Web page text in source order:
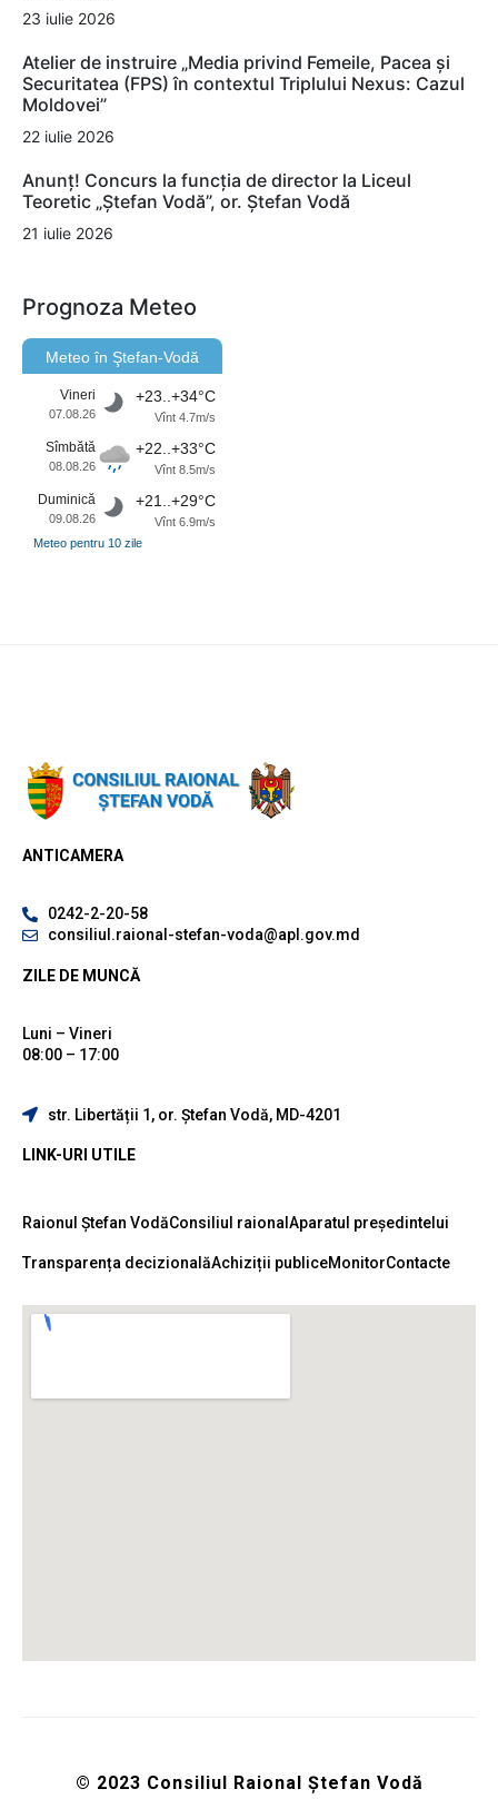
23 iulie 2026
Atelier de instruire „Media privind Femeile, Pacea și
Securitatea (FPS) în contextul Triplului Nexus: Cazul
Moldovei”
22 iulie 2026
Anunț! Concurs la funcția de director la Liceul
Teoretic „Ștefan Vodă”, or. Ștefan Vodă
21 iulie 2026
Prognoza Meteo
Meteo în Ştefan-Vodă
Vineri
07.08.26
+23..+34°C
Vînt 4.7m/s
Sîmbătă
08.08.26
+22..+33°C
Vînt 8.5m/s
Duminică
09.08.26
+21..+29°C
Vînt 6.9m/s
Meteo pentru 10 zile
ANTICAMERA
0242-2-20-58
consiliul.raional-stefan-voda@apl.gov.md
ZILE DE MUNCĂ
Luni – Vineri
08:00 – 17:00
str. Libertății 1, or. Ștefan Vodă, MD-4201
LINK-URI UTILE
Raionul Ștefan VodăConsiliul raional Aparatul președintelui
Transparența decizionalăAchiziții publiceMonitorContacte
© 2023 Consiliul Raional Ștefan Vodă